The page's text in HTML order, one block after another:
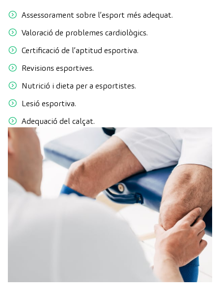
Assessorament sobre l’esport més adequat.
Valoració de problemes cardiològics.
Certificació de l’aptitud esportiva.
Revisions esportives.
Nutrició i dieta per a esportistes.
Lesió esportiva.
Adequació del calçat.